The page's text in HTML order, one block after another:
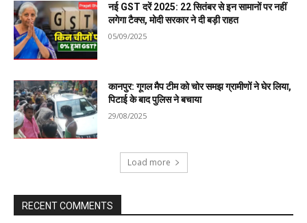
नई GST दरें 2025: 22 सितंबर से इन सामानों पर नहीं
लगेगा टैक्स, मोदी सरकार ने दी बड़ी राहत
05/09/2025
कानपुर: गूगल मैप टीम को चोर समझ ग्रामीणों ने घेर लिया,
पिटाई के बाद पुलिस ने बचाया
29/08/2025
Load more
RECENT COMMENTS